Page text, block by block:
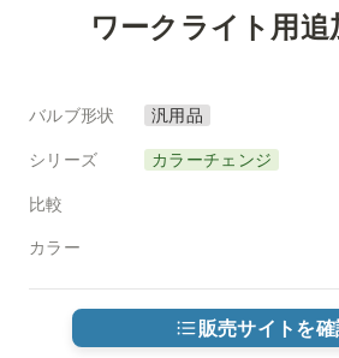
ワークライト用追
バルブ形状 汎用品
シリーズ カラーチェンジ
比較
カラー
販売サイトを確